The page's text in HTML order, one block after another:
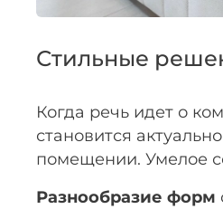
Стильные
Когда речь идет о
становится
помещении. Умелое
Разнообразие форм